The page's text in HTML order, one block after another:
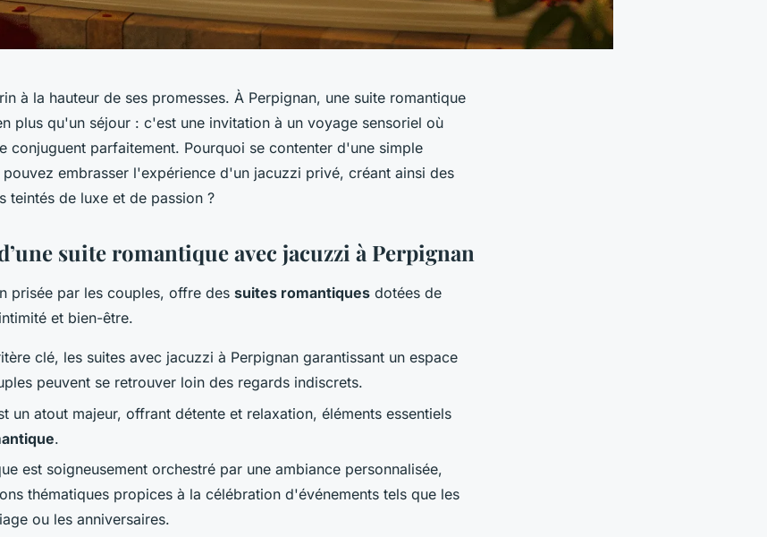
à la hauteur de ses promesses. À Perpignan, une suite romantique
plus qu'un séjour : c'est une invitation à un voyage sensoriel où
conjuguent parfaitement. Pourquoi se contenter d'une simple
embrasser l'expérience d'un jacuzzi privé, créant ainsi des
teintés de luxe et de passion ?
suite romantique avec jacuzzi à Perpignan
prisée par les couples, offre des suites romantiques dotées de
et bien-être.
clé, les suites avec jacuzzi à Perpignan garantissant un espace
peuvent se retrouver loin des regards indiscrets.
un atout majeur, offrant détente et relaxation, éléments essentiels
.
est soigneusement orchestré par une ambiance personnalisée,
thématiques propices à la célébration d'événements tels que les
ou les anniversaires.